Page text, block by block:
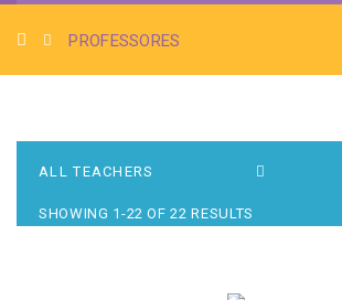
PROFESSORES
SHOWING 1-22 OF 22 RESULTS